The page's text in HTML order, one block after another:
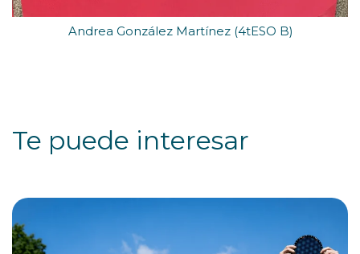
Andrea González Martínez (4tESO B)
Te puede interesar